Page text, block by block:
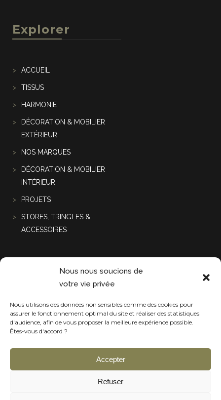
Nous nous soucions de
votre vie privée
Nous utilisons des données non sensibles comme des cookies pour
assurer le fonctionnement optimal du site et réaliser des statistiques
d'audience, afin de vous proposer la meilleure expérience possible.
Êtes-vous d'accord ?
Accepter
Refuser
Explorer
ACCUEIL
TISSUS
HARMONIE
DÉCORATION & MOBILIER
EXTÉRIEUR
NOS MARQUES
DÉCORATION & MOBILIER
INTÉRIEUR
PROJETS
STORES, TRINGLES &
ACCESSOIRES
Projets récentes